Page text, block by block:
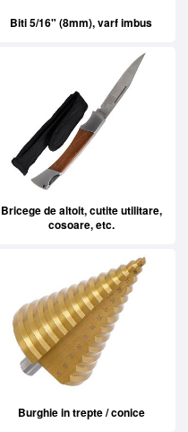
Biti 5/16" (8mm), varf imbus
Bricege de altoit, cutite utilitare,
cosoare, etc.
Burghie in trepte / conice